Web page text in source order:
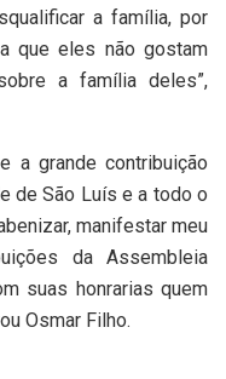
a família, por
que eles não gostam
a família deles”,
a grande contribuição
de São Luís e a todo o
manifestar meu
da Assembleia
suas honrarias quem
Osmar Filho.